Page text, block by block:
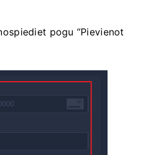
pogu “Pievienot